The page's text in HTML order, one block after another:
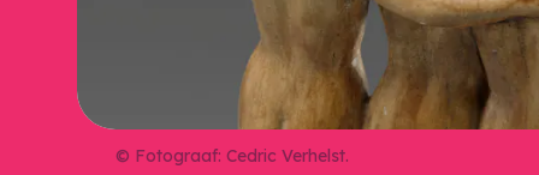
© Fotograaf: Cedric Verhelst.